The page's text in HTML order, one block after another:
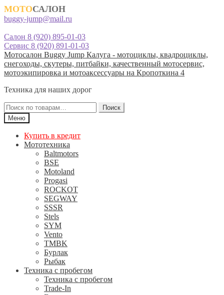
МОТОСАЛОН
buggy-jump@mail.ru
Салон 8 (920) 895-01-03
Сервис 8 (920) 891-01-03
Перейти
к
навигации
Перейти
к
содержимому
Мотосалон Buggy Jump Калуга - мотоциклы, квадроциклы,
снегоходы, скутеры, питбайки, качественный мотосервис,
мотоэкипировка и мотоаксессуары на Кропоткина 4
Техника для наших дорог
Искать:
Поиск
Меню
Купить в кредит
Мототехника
Baltmotors
BSE
Motoland
Progasi
ROCKOT
SEGWAY
SSSR
Stels
SYM
Vento
TMBK
Бурлак
Рыбак
Техника с пробегом
Техника с пробегом
Trade-In